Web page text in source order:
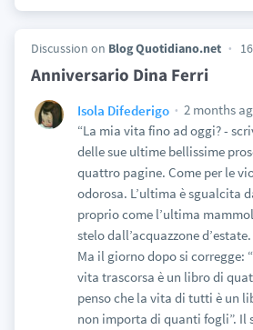
Discussion on Blog Quotidiano.net
Anniversario Dina Ferri
Isola Difederigo
2 months
“La mia vita fino ad oggi? -
delle sue ultime bellissime
quattro pagine. Come per le
odorosa. L’ultima è sgualcita
proprio come l’ultima
stelo dall’acquazzone
Ma il giorno dopo si corregge:
vita trascorsa è un libro di
penso che la vita di tutti è un
non importa di quanti fogli”. Il